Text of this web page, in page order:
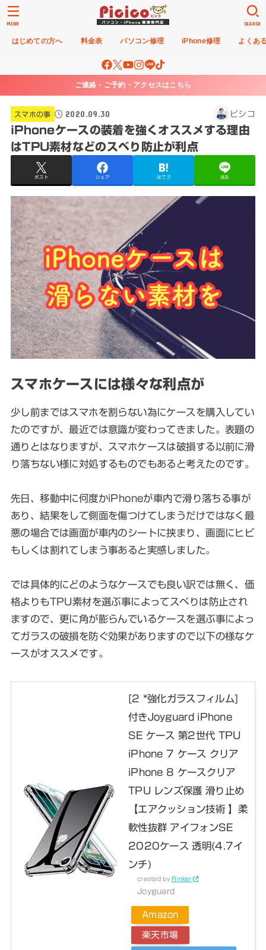
はじめての方へ 料金表 パソコン修理 iPhone修理 よくあ
SEARCH
MENU
ご連絡・ご予約・アクセスはこちら
スマホの事 2020.09.30 ピシコ
iPhoneケースの装着を強くオススメする理由
はTPU素材などのスベり防止が利点
ポスト シェア はてブ 送る
スマホケースには様々な利点が
少し前まではスマホを割らない為にケースを購入してい
たのですが、最近では意識が変わってきました。表題の
通りとはなりますが、スマホケースは破損する以前に滑
り落ちない様に対処するものでもあると考えたのです。
先日、移動中に何度かiPhoneが車内で滑り落ちる事が
あり、結果をして側面を傷つけてしまうだけではなく最
悪の場合では画面が車内のシートに挟まり、画面にヒビ
もしくは割れてしまう事あると実感しました。
では具体的にどのようなケースでも良い訳では無く、価
格よりもTPU素材を選ぶ事によってスベりは防止され
ますので、更に角が膨らんでいるケースを選ぶ事によっ
てガラスの破損を防ぐ効果がありますので以下の様なケ
ースがオススメです。
[2 *強化ガラスフィルム]
付きJoyguard iPhone
SE ケース 第2世代 TPU
iPhone 7 ケース クリア
iPhone 8 ケースクリア
TPU レンズ保護 滑り止め
【エアクッション技術 】柔
軟性抜群 アイフォンSE
2020ケース 透明(4.7イ
ンチ)
created by Rinker
Joyguard
Amazon
楽天市場